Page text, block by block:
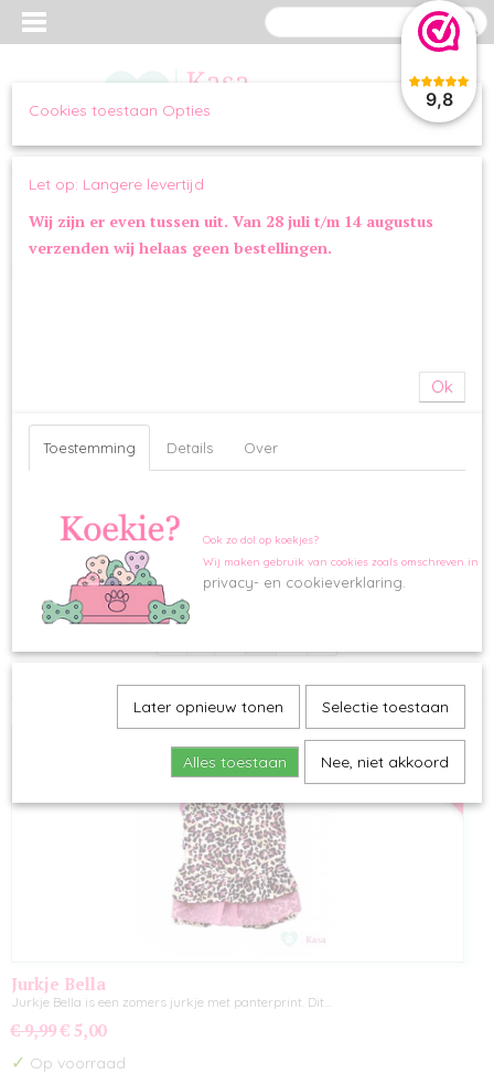
9,8
Inloggen
Home>OVERIG>ZOMER
AUTOGORDELS
ORANJE
ZOMER
SNACKS
ZOMER
Let op! Speelgoed mag
Sorteer op:
SALE
Jurkje Bella
Jurkje Bella is een zomers jurkje met panterprint. Dit…
€ 9,99 € 5,00
✓ Op voorraad
Cookies toestaan Opties
Let op: Langere levertijd
Wij zijn er even tussen uit. Van 28 juli t/m 14 augustus
verzenden wij helaas geen bestellingen.
Ok
Toestemming Details Over
Ook zo dol op koekjes?
Wij maken gebruik van cookies zoals omschreven in
privacy- en cookieverklaring.
Later opnieuw tonen Selectie toestaan
Alles toestaan Nee, niet akkoord